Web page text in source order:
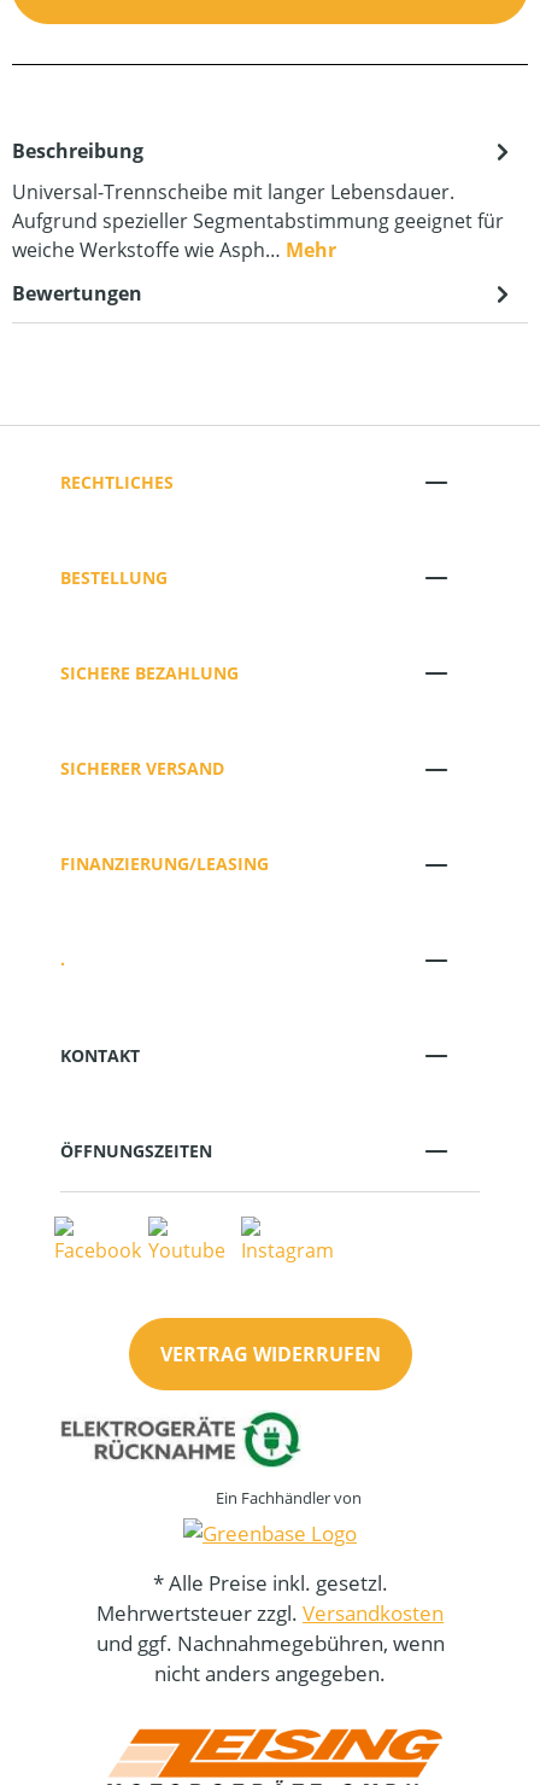
Beschreibung
Universal-Trennscheibe mit langer Lebensdauer.
Aufgrund spezieller Segmentabstimmung geeignet für
weiche Werkstoffe wie Asph… Mehr
Bewertungen
RECHTLICHES
BESTELLUNG
SICHERE BEZAHLUNG
SICHERER VERSAND
FINANZIERUNG/LEASING
.
KONTAKT
ÖFFNUNGSZEITEN
VERTRAG WIDERRUFEN
Ein Fachhändler von
* Alle Preise inkl. gesetzl.
Mehrwertsteuer zzgl. Versandkosten
und ggf. Nachnahmegebühren, wenn
nicht anders angegeben.